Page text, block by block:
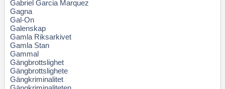
Gabriel Garcia Marquez
Gagna
Gal-On
Galenskap
Gamla Riksarkivet
Gamla Stan
Gammal
Gängbrottslighet
Gängbrottslighete
Gängkriminalitet